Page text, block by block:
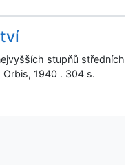
stupňů středních
1940 . 304 s.